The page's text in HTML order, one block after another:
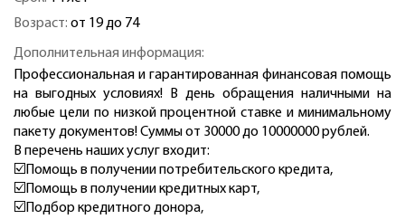
Возраст: от 19 до 74
Дополнительная информация:
Профессиональная и гарантированная финансовая помощь
на выгодных условиях! В день обращения наличными на
любые цели по низкой процентной ставке и минимальному
пакету документов! Суммы от 30000 до 10000000 рублей.
В перечень наших услуг входит:
☑️Помощь в получении потребительского кредита,
☑️Помощь в получении кредитных карт,
☑️Подбор кредитного донора,